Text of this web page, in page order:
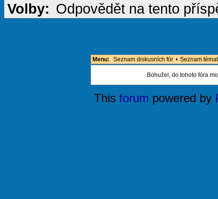
Volby: Odpovědět na tento
Menu: Seznam diskusních fór • Seznam témat
Bohužel, do tohoto fóra
This forum powered by